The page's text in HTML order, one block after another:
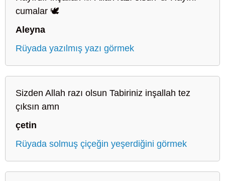
cumalar 🕊️
Aleyna
Rüyada yazılmış yazı görmek
Sizden Allah razı olsun Tabiriniz inşallah tez
çıksın amn
çetin
Rüyada solmuş çiçeğin yeşerdiğini görmek